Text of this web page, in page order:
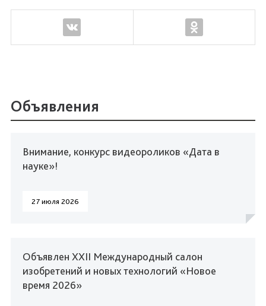
Объявления
Внимание, конкурс видеороликов «Дата в
науке»!
27 июля 2026
Объявлен XXII Международный салон
изобретений и новых технологий «Новое
время 2026»